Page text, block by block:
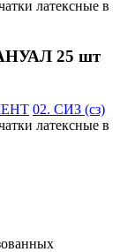
латексные в
25 шт
02. СИЗ (сз)
латексные в